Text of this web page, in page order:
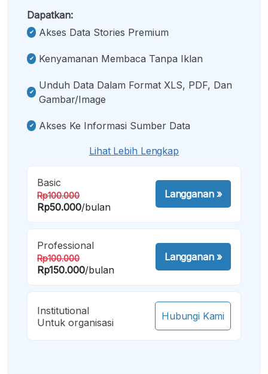
Dapatkan:
Akses Data Stories Premium
Kenyamanan Membaca Tanpa Iklan
Unduh Data Dalam Format XLS, PDF, Dan
Gambar/image
Akses Ke Informasi Sumber Data
Lihat Lebih Lengkap
Basic
Rp100.000
Rp50.000/bulan
Langganan»
Professional
Rp100.000
Rp150.000/bulan
Langganan»
Institutional
Untuk organisasi
Hubungi Kami